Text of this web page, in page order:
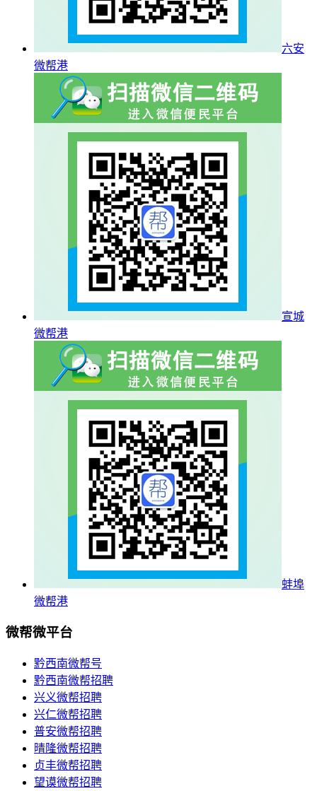
六安
微帮港
宣城
微帮港
蚌埠
微帮港
微帮微平台
黔西南微帮号
黔西南微帮招聘
兴义微帮招聘
兴仁微帮招聘
普安微帮招聘
晴隆微帮招聘
贞丰微帮招聘
望谟微帮招聘